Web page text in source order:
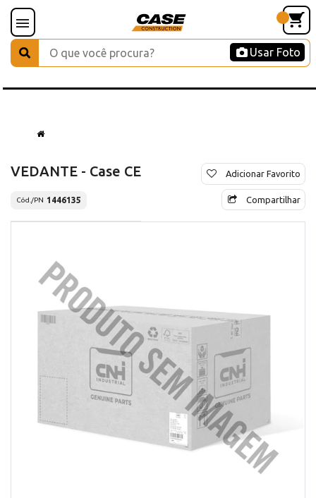
Usar Foto
VEDANTE - Case CE
Cód./PN 1446135
Adicionar Favorito
Compartilhar